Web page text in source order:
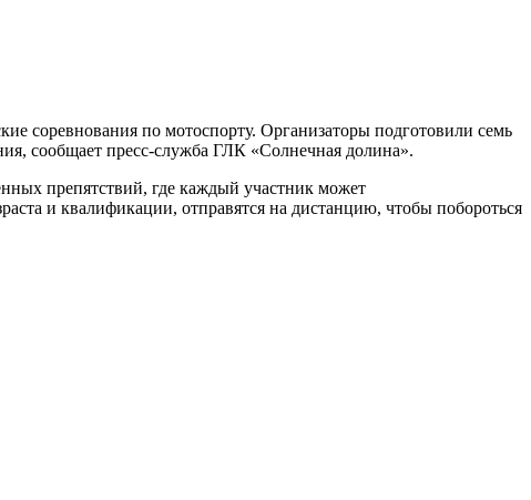
соревнования по мотоспорту. Организаторы подготовили семь
сообщает пресс-служба ГЛК «Солнечная долина».
препятствий, где каждый участник может
и квалификации, отправятся на дистанцию, чтобы побороться